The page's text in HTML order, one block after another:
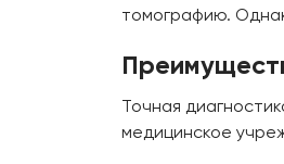
томографию.
Точная
медицинское